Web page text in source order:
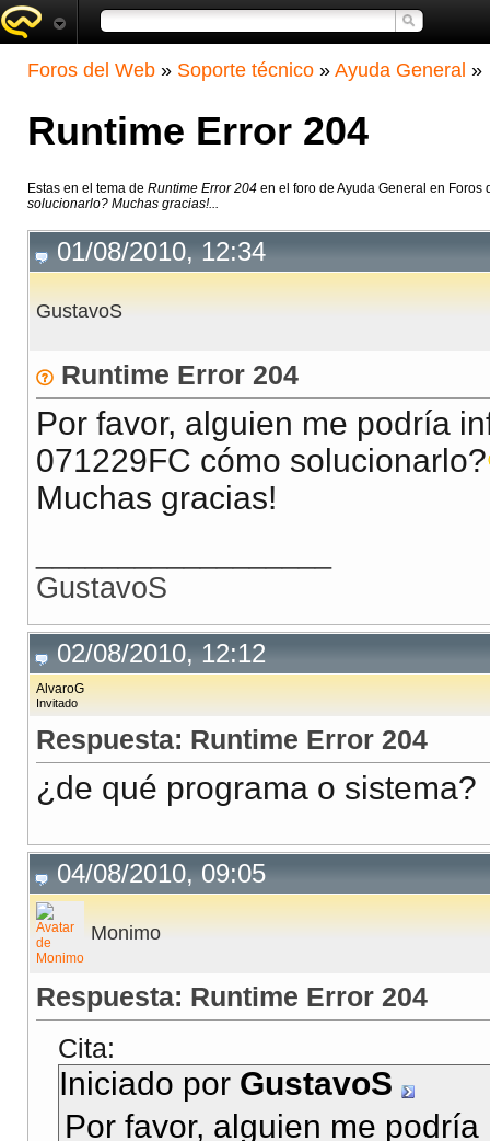
Foros del Web » Soporte técnico » Ayuda General »
Runtime Error 204
Estas en el tema de Runtime Error 204 en el foro de Ayuda General en Foros
solucionarlo? Muchas gracias!...
01/08/2010, 12:34
GustavoS
Runtime Error 204
Por favor, alguien me podría
071229FC cómo solucionarlo?
Muchas gracias!
GustavoS
02/08/2010, 12:12
AlvaroG
Invitado
Respuesta: Runtime Error 204
¿de qué programa o sistema?
04/08/2010, 09:05
Monimo
Respuesta: Runtime Error 204
Cita:
Iniciado por GustavoS
Por favor, alguien me